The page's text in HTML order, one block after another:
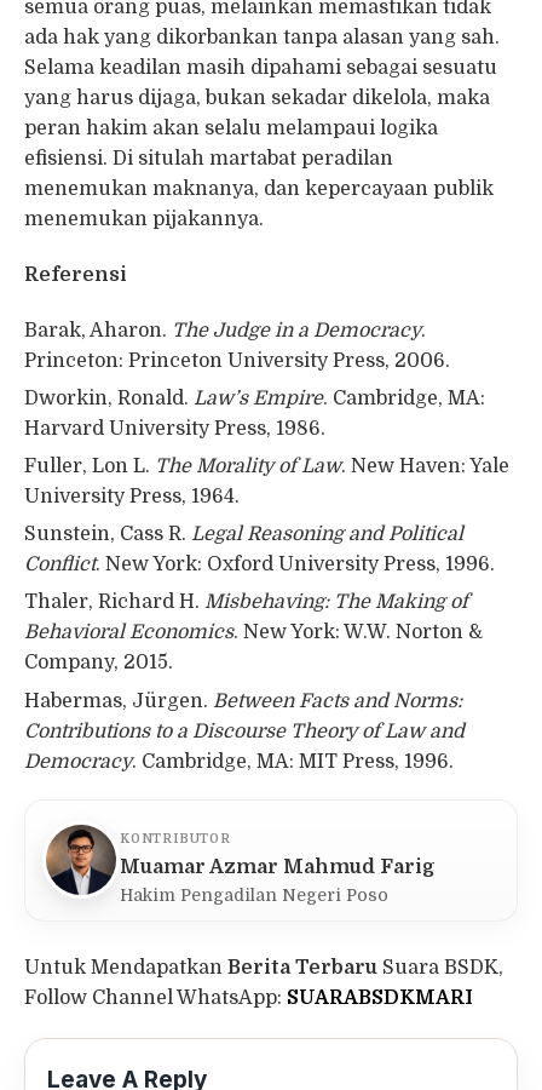
semua orang puas, melainkan memastikan tidak
ada hak yang dikorbankan tanpa alasan yang sah.
Selama keadilan masih dipahami sebagai sesuatu
yang harus dijaga, bukan sekadar dikelola, maka
peran hakim akan selalu melampaui logika
efisiensi. Di situlah martabat peradilan
menemukan maknanya, dan kepercayaan publik
menemukan pijakannya.
Referensi
Barak, Aharon. The Judge in a Democracy.
Princeton: Princeton University Press, 2006.
Dworkin, Ronald. Law’s Empire. Cambridge, MA:
Harvard University Press, 1986.
Fuller, Lon L. The Morality of Law. New Haven: Yale
University Press, 1964.
Sunstein, Cass R. Legal Reasoning and Political
Conflict. New York: Oxford University Press, 1996.
Thaler, Richard H. Misbehaving: The Making of
Behavioral Economics. New York: W.W. Norton &
Company, 2015.
Habermas, Jürgen. Between Facts and Norms:
Contributions to a Discourse Theory of Law and
Democracy. Cambridge, MA: MIT Press, 1996.
KONTRIBUTOR
Muamar Azmar Mahmud Farig
Hakim Pengadilan Negeri Poso
Untuk Mendapatkan Berita Terbaru Suara BSDK,
Follow Channel WhatsApp: SUARABSDKMARI
Leave A Reply